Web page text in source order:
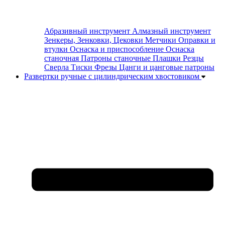
Абразивный инструмент Алмазный инструмент
Зенкеры, Зенковки, Цековки Метчики Оправки и
втулки Оснаска и приспособление Оснаска
станочная Патроны станочные Плашки Резцы
Сверла Тиски Фрезы Цанги и цанговые патроны
Развертки ручные с цилиндрическим хвостовиком